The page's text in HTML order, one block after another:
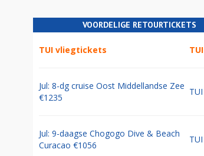
VOORDELIGE RETOURTICKETS
TUI vliegtickets TUI
Jul: 8-dg cruise Oost Middellandse Zee
€1235
TUI
Jul: 9-daagse Chogogo Dive & Beach
Curacao €1056
TUI